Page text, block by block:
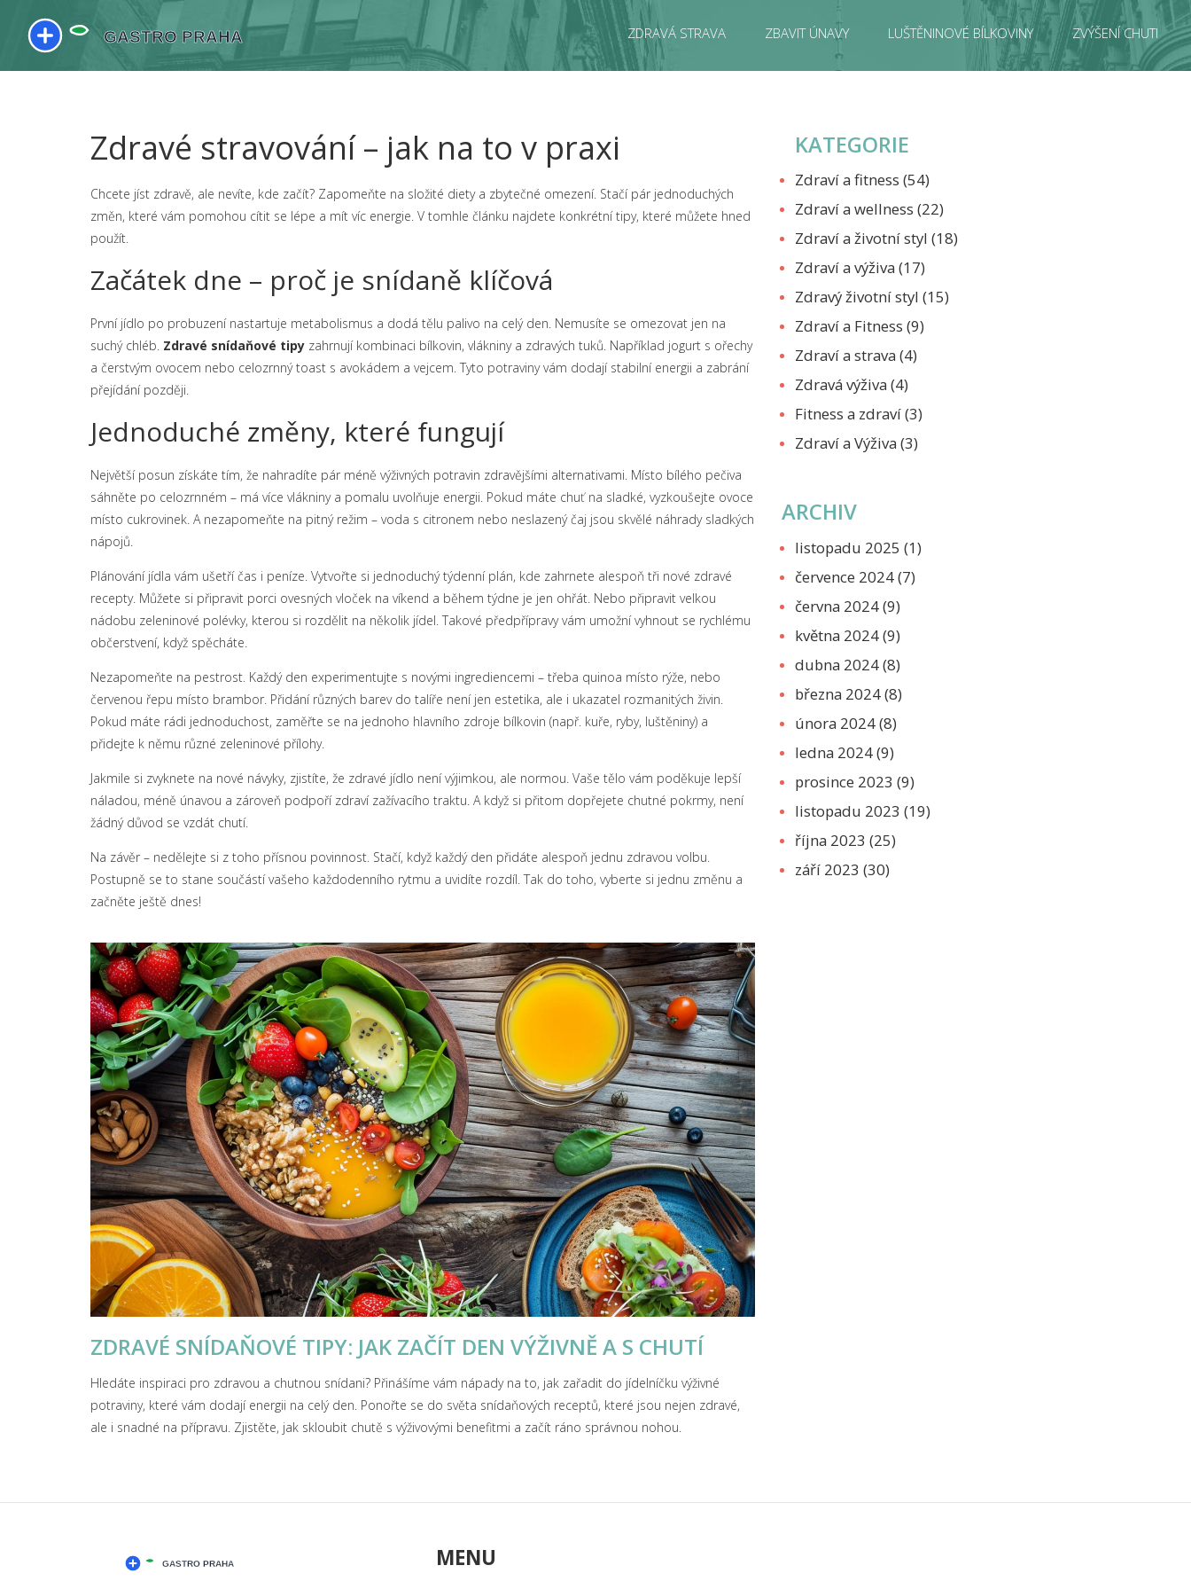
ZDRAVÁ STRAVA ZBAVIT ÚNAVY LUŠTĚNINOVÉ BÍLKOVINY ZVÝŠENÍ CHUTI
Zdravé stravování – jak na to v praxi
Chcete jíst zdravě, ale nevíte, kde začít? Zapomeňte na složité diety a zbytečné omezení. Stačí pár jednoduchých
změn, které vám pomohou cítit se lépe a mít víc energie. V tomhle článku najdete konkrétní tipy, které můžete hned
použít.
Začátek dne – proč je snídaně klíčová
První jídlo po probuzení nastartuje metabolismus a dodá tělu palivo na celý den. Nemusíte se omezovat jen na
suchý chléb. Zdravé snídaňové tipy zahrnují kombinaci bílkovin, vlákniny a zdravých tuků. Například jogurt s ořechy
a čerstvým ovocem nebo celozrnný toast s avokádem a vejcem. Tyto potraviny vám dodají stabilní energii a zabrání
přejídání později.
Jednoduché změny, které fungují
Největší posun získáte tím, že nahradíte pár méně výživných potravin zdravějšími alternativami. Místo bílého pečiva
sáhněte po celozrnném – má více vlákniny a pomalu uvolňuje energii. Pokud máte chuť na sladké, vyzkoušejte ovoce
místo cukrovinek. A nezapomeňte na pitný režim – voda s citronem nebo neslazený čaj jsou skvělé náhrady sladkých
nápojů.
Plánování jídla vám ušetří čas i peníze. Vytvořte si jednoduchý týdenní plán, kde zahrnete alespoň tři nové zdravé
recepty. Můžete si připravit porci ovesných vloček na víkend a během týdne je jen ohřát. Nebo připravit velkou
nádobu zeleninové polévky, kterou si rozdělit na několik jídel. Takové předpřípravy vám umožní vyhnout se rychlému
občerstvení, když spěcháte.
Nezapomeňte na pestrost. Každý den experimentujte s novými ingrediencemi – třeba quinoa místo rýže, nebo
červenou řepu místo brambor. Přidání různých barev do talíře není jen estetika, ale i ukazatel rozmanitých živin.
Pokud máte rádi jednoduchost, zaměřte se na jednoho hlavního zdroje bílkovin (např. kuře, ryby, luštěniny) a
přidejte k němu různé zeleninové přílohy.
Jakmile si zvyknete na nové návyky, zjistíte, že zdravé jídlo není výjimkou, ale normou. Vaše tělo vám poděkuje lepší
náladou, méně únavou a zároveň podpoří zdraví zažívacího traktu. A když si přitom dopřejete chutné pokrmy, není
žádný důvod se vzdát chutí.
Na závěr – nedělejte si z toho přísnou povinnost. Stačí, když každý den přidáte alespoň jednu zdravou volbu.
Postupně se to stane součástí vašeho každodenního rytmu a uvidíte rozdíl. Tak do toho, vyberte si jednu změnu a
začněte ještě dnes!
ZDRAVÉ SNÍDAŇOVÉ TIPY: JAK ZAČÍT DEN VÝŽIVNĚ A S CHUTÍ
Hledáte inspiraci pro zdravou a chutnou snídani? Přinášíme vám nápady na to, jak zařadit do jídelníčku výživné
potraviny, které vám dodají energii na celý den. Ponořte se do světa snídaňových receptů, které jsou nejen zdravé,
ale i snadné na přípravu. Zjistěte, jak skloubit chutě s výživovými benefitmi a začít ráno správnou nohou.
KATEGORIE
Zdraví a fitness (54)
Zdraví a wellness (22)
Zdraví a životní styl (18)
Zdraví a výživa (17)
Zdravý životní styl (15)
Zdraví a Fitness (9)
Zdraví a strava (4)
Zdravá výživa (4)
Fitness a zdraví(3)
Zdraví a Výživa (3)
ARCHIV
listopadu 2025 (1)
července 2024(7)
června 2024(9)
května 2024(9)
dubna 2024(8)
března 2024(8)
února 2024(8)
ledna 2024(9)
prosince 2023 (9)
listopadu 2023 (19)
října 2023 (25)
září 2023 (30)
MENU